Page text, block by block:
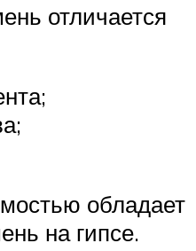
отличается
обладает
на гипсе.